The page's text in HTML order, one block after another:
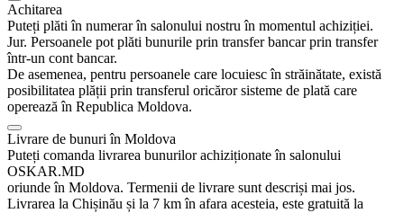
Achitarea
Puteți plăti în numerar în salonului nostru în momentul achiziției.
Jur. Persoanele pot plăti bunurile prin transfer bancar prin transfer
într-un cont bancar.
De asemenea, pentru persoanele care locuiesc în străinătate, există
posibilitatea plății prin transferul oricăror sisteme de plată care
operează în Republica Moldova.
Livrare de bunuri în Moldova
Puteți comanda livrarea bunurilor achiziționate în salonului
OSKAR.MD
oriunde în Moldova. Termenii de livrare sunt descriși mai jos.
Livrarea la Chișinău și la 7 km în afara acesteia, este gratuită la